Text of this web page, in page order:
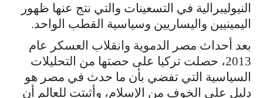
النيوليبرالية في التسعينات والتي نتج عنها ظهور
اليمينيين واليساريين وسياسية القطب الواحد.
بعد أحداث مصر الدموية وانقلاب العسكر عام
2013، حصلت تركيا على حصتها من التحليلات
السياسية التي تفضي بأن ما حدث في مصر هو
دليل على الخوف من الإسلام، وأثبتت للعالم أن